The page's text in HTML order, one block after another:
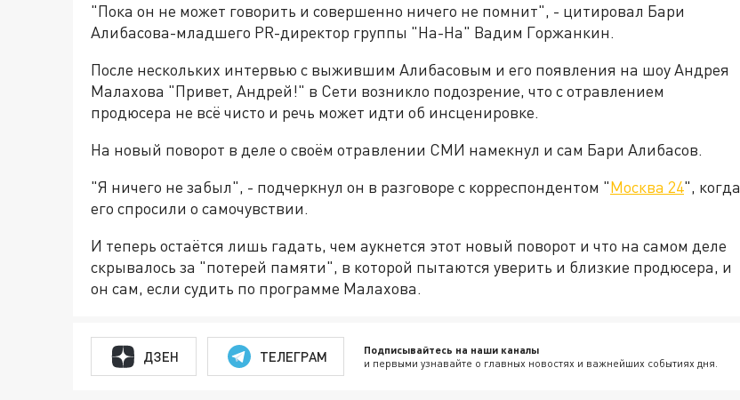
"Пока он не может говорить и совершенно ничего не помнит", - цитировал Бари
Алибасова-младшего PR-директор группы "На-На" Вадим Горжанкин.
После нескольких интервью с выжившим Алибасовым и его появления на шоу Андрея
Малахова "Привет, Андрей!" в Сети возникло подозрение, что с отравлением
продюсера не всё чисто и речь может идти об инсценировке.
На новый поворот в деле о своём отравлении СМИ намекнул и сам Бари Алибасов.
"Я ничего не забыл", - подчеркнул он в разговоре с корреспондентом "Москва 24", когда
его спросили о самочувствии.
И теперь остаётся лишь гадать, чем аукнется этот новый поворот и что на самом деле
скрывалось за "потерей памяти", в которой пытаются уверить и близкие продюсера, и
он сам, если судить по программе Малахова.
ДЗЕН ТЕЛЕГРАМ Подписывайтесь на наши каналы
и первыми узнавайте о главных новостях и важнейших событиях дня.